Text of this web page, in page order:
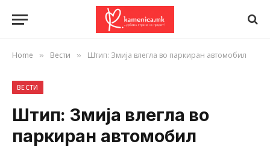
Home » Вести » Штип: Змија влегла во паркиран автомобил
ВЕСТИ
Штип: Змија влегла во
паркиран автомобил